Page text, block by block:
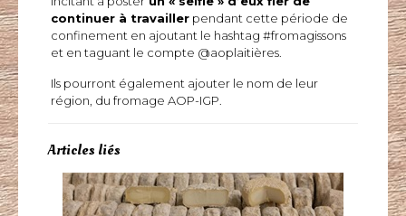
continuer à travailler pendant cette période de
confinement en ajoutant le hashtag #fromagissons
et en taguant le compte @aoplaitières.
Ils pourront également ajouter le nom de leur
région, du fromage AOP-IGP.
Articles liés